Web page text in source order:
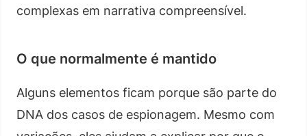
complexas em narrativa compreensível.
O que normalmente é mantido
Alguns elementos ficam porque são parte do
DNA dos casos de espionagem. Mesmo com